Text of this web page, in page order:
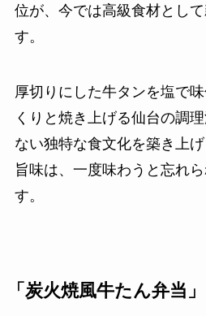
位が、今では高級食材とし
す。
厚切りにした牛タンを塩で
くりと焼き上げる仙台の調
ない独特な食文化を築き上
旨味は、一度味わうと忘れ
す。
「炭火焼風牛たん弁当